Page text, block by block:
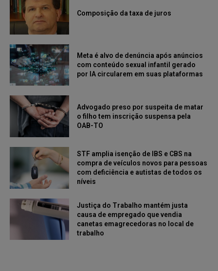
Composição da taxa de juros
Meta é alvo de denúncia após anúncios
com conteúdo sexual infantil gerado
por IA circularem em suas plataformas
Advogado preso por suspeita de matar
o filho tem inscrição suspensa pela
OAB-TO
STF amplia isenção de IBS e CBS na
compra de veículos novos para pessoas
com deficiência e autistas de todos os
níveis
Justiça do Trabalho mantém justa
causa de empregado que vendia
canetas emagrecedoras no local de
trabalho